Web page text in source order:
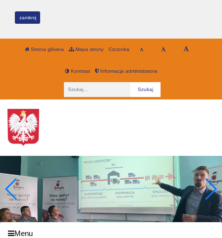
zamknij
Strona główna Mapa strony Czcionka
Kontrast Informacja administratora
Menu